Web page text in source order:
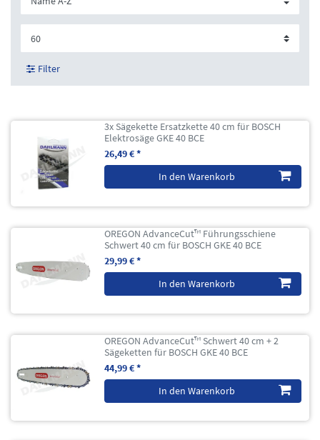
Filter
3x Sägekette Ersatzkette 40 cm für BOSCH
Elektrosäge GKE 40 BCE
26,49 € *
In den Warenkorb
OREGON AdvanceCut™ Führungsschiene
Schwert 40 cm für BOSCH GKE 40 BCE
29,99 € *
In den Warenkorb
OREGON AdvanceCut™ Schwert 40 cm + 2
Sägeketten für BOSCH GKE 40 BCE
44,99 € *
In den Warenkorb